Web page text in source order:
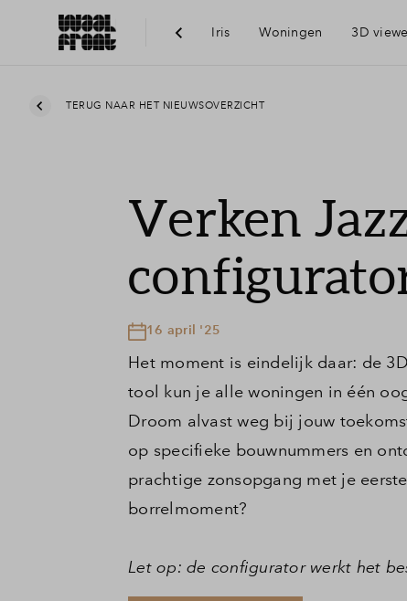
Iris Woningen 3D
TERUG NAAR HET NIEUWSOVERZICHT
Verken
16 april '25
Het moment is eindelijk daar: de
tool kun je alle woningen in één
Droom alvast weg bij jouw
op specifieke bouwnummers en
prachtige zonsopgang met je
borrelmoment?
Let op: de configurator werkt het